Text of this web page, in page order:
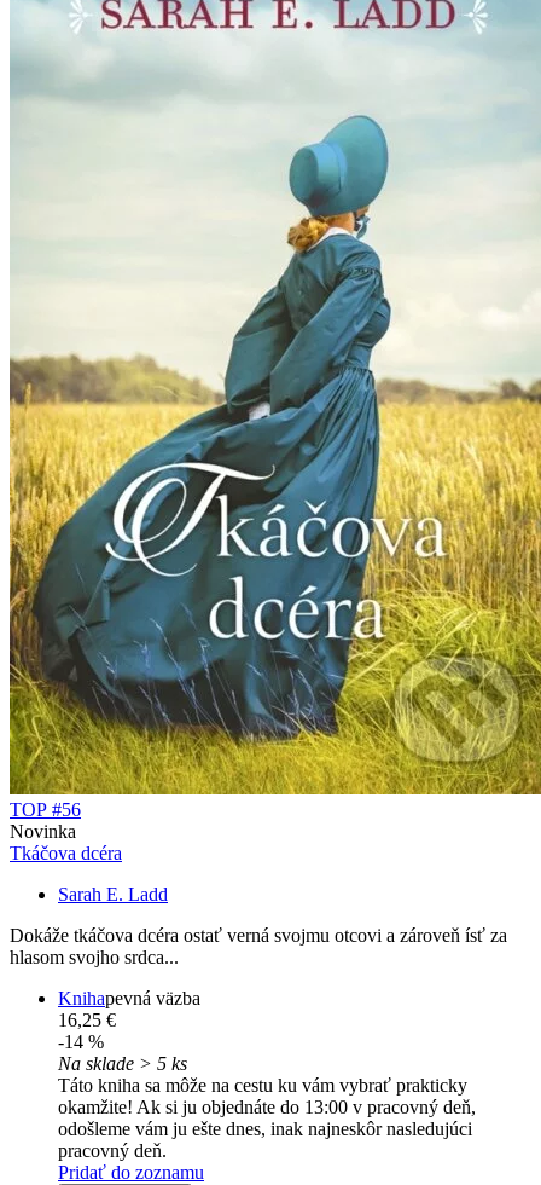
TOP #56
Novinka
Tkáčova dcéra
Sarah E. Ladd
Dokáže tkáčova dcéra ostať verná svojmu otcovi a zároveň ísť za
hlasom svojho srdca...
Knihapevná väzba
16,25 €
-14 %
Na sklade > 5 ks
Táto kniha sa môže na cestu ku vám vybrať prakticky
okamžite! Ak si ju objednáte do 13:00 v pracovný deň,
odošleme vám ju ešte dnes, inak najneskôr nasledujúci
pracovný deň.
Pridať do zoznamu